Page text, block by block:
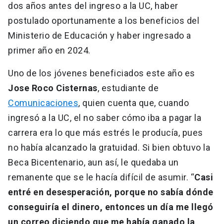
dos años antes del ingreso a la UC, haber
postulado oportunamente a los beneficios del
Ministerio de Educación y haber ingresado a
primer año en 2024.
Uno de los jóvenes beneficiados este año es
Jose Roco Cisternas, estudiante de
Comunicaciones, quien cuenta que, cuando
ingresó a la UC, el no saber cómo iba a pagar la
carrera era lo que más estrés le producía, pues
no había alcanzado la gratuidad. Si bien obtuvo la
Beca Bicentenario, aun así, le quedaba un
remanente que se le hacía difícil de asumir. “Casi
entré en desesperación, porque no sabía dónde
conseguiría el dinero, entonces un día me llegó